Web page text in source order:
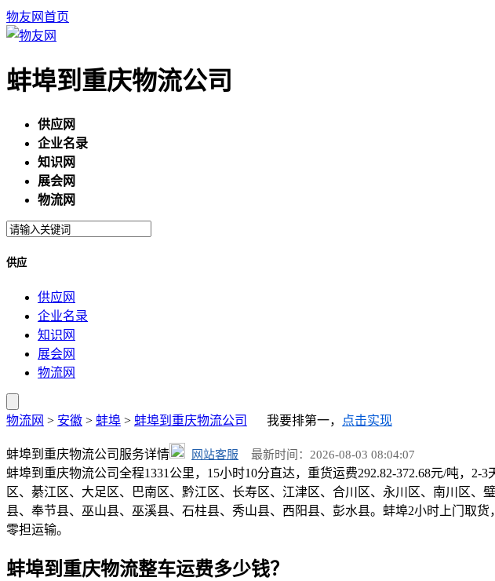
物友网首页
蚌埠到重庆物流公司
供应网
企业名录
知识网
展会网
物流网
供应
供应网
企业名录
知识网
展会网
物流网
物流网 > 安徽 > 蚌埠 > 蚌埠到重庆物流公司 我要排第一， 点击实现
蚌埠到重庆物流公司服务详情 网站客服 最新时间：2026-08-03 08:04:07
蚌埠到重庆物流公司全程1331公里，15小时10分直达，重货运费292.82-372.68元/吨，
区、綦江区、大足区、巴南区、黔江区、长寿区、江津区、合川区、永川区、南川区
县、奉节县、巫山县、巫溪县、石柱县、秀山县、西阳县、彭水县。蚌埠2小时上门取货
零担运输。
蚌埠到重庆物流整车运费多少钱？